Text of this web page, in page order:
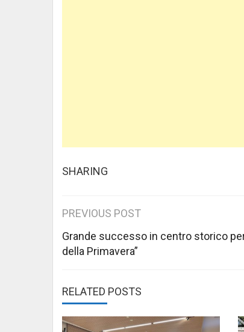
SHARING
Post
navigation
PREVIOUS POST
Grande successo in centro storico
della Primavera”
RELATED POSTS